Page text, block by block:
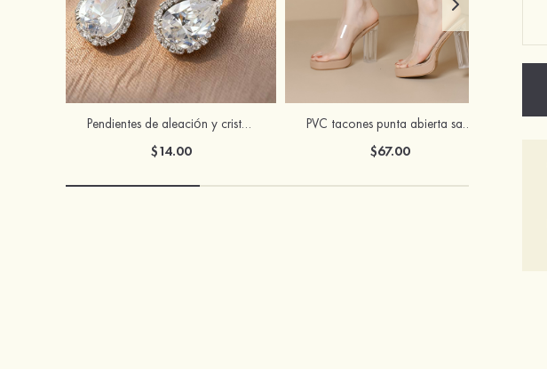
Pendientes de aleación y cristal artificial elegantes para mujer
$14.00
PVC tacones punta abierta sandalias solo correa fiesta y noche baile de graduación zapatos
$67.00